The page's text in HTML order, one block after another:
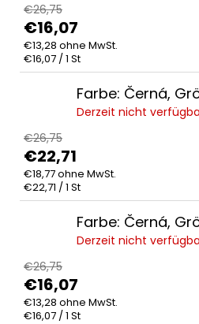
€26,75
€16,07
€13,28 ohne MwSt.
Verkaufspreis:
€16,07 / 1 St
Farbe: Černá,
Derzeit nicht
€26,75
€22,71
€18,77 ohne MwSt.
Verkaufspreis:
€22,71 / 1 St
Farbe: Černá,
Derzeit nicht
€26,75
€16,07
€13,28 ohne MwSt.
Verkaufspreis:
€16,07 / 1 St